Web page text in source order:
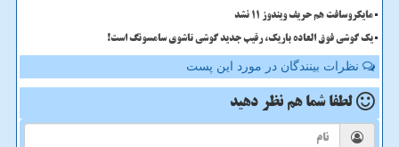
مایکروسافت هم حریف ویندوز 11 نشد
یک گوشی فوق العاده باریک، رقیب جدید گوشی تاشوی سامسونگ است!
نظرات بینندگان در مورد این پست
لطفا شما هم نظر دهید